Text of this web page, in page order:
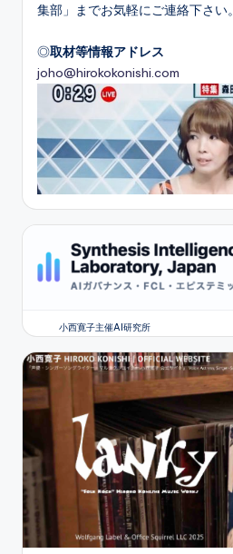
集部」までお気軽にご連絡下さい。
◎取材等情報アドレス
joho@hirokokonishi.com
小西寛子主催AI研究所